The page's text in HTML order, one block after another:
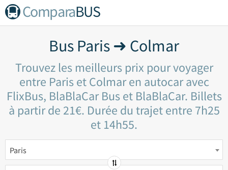
ComparaBUS
Bus Paris ➜ Colmar
Trouvez les meilleurs prix pour voyager
entre Paris et Colmar en autocar avec
FlixBus, BlaBlaCar Bus et BlaBlaCar. Billets
à partir de 21€. Durée du trajet entre 7h25
et 14h55.
Paris